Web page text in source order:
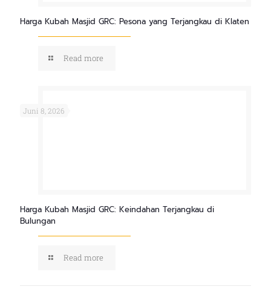
Harga Kubah Masjid GRC: Pesona yang Terjangkau di Klaten
Read more
Juni 8, 2026
Harga Kubah Masjid GRC: Keindahan Terjangkau di
Bulungan
Read more